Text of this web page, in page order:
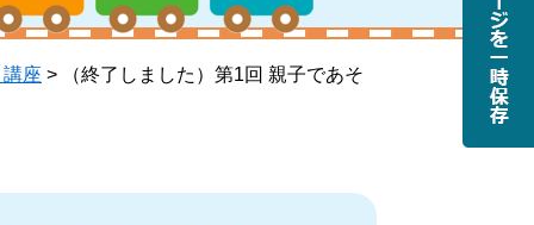
座 > （終了しました）第1回 親子であそ